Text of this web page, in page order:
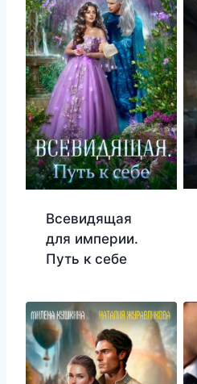
Всевидящая
для империи.
Путь к себе